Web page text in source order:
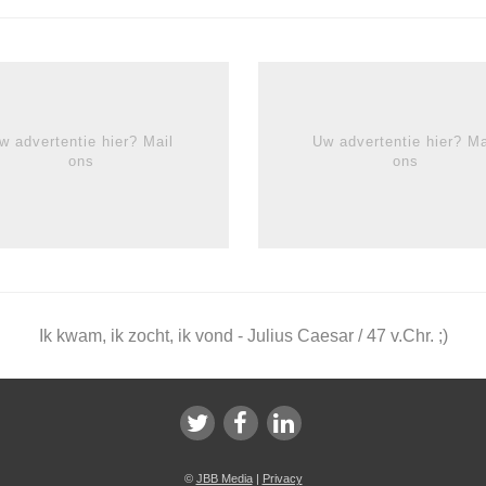
advertentie hier? Mail
ons
Uw advertentie hier?
ons
Ik kwam, ik zocht, ik vond - Julius Caesar / 47 v.Chr. ;)
© JBB Media| Privacy